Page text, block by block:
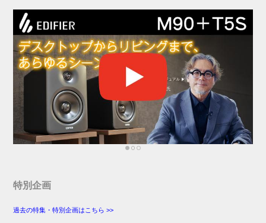
特別企画
過去の特集・特別企画はこちら >>